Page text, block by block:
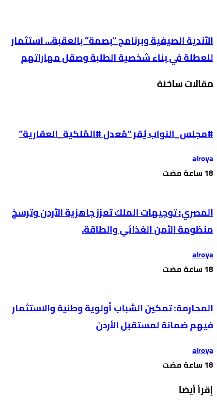
الأندية الصيفية وبرنامج “بصمة” بالعقبة… استثمار
للعطلة في بناء شخصية الطلبة وصقل مهاراتهم
مقالات ساخنة
#مجلس_النواب يُقر “مُعدل #المُلكية_العقارية”
alroya
المصري: توجيهات الملك تعزز جاهزية الأردن وترسخ
منظومة الأمن الغذائي والطاقة.
alroya
المحارمة: تمكين الشباب أولوية وطنية والاستثمار
فيهم ضمانة لمستقبل الأردن
alroya
إقرأ أيضا